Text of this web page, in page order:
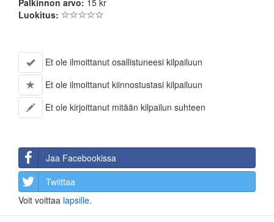
Palkinnon arvo: 15 kr
Luokitus:
Et ole ilmoittanut osallistuneesi kilpailuun
Et ole ilmoittanut kiinnostustasi kilpailuun
Et ole kirjoittanut mitään kilpailun suhteen
Jaa Facebookissa
Twiittaa
Voit voittaa lapsille.